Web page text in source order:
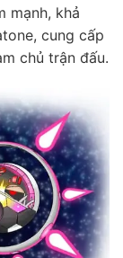
mạnh, khả
cung cấp
chủ trận đấu.